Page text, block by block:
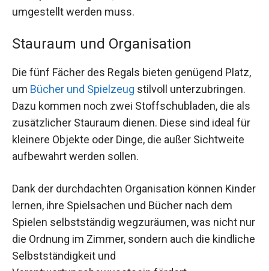
umgestellt werden muss.
Stauraum und Organisation
Die fünf Fächer des Regals bieten genügend Platz,
um Bücher und Spielzeug stilvoll unterzubringen.
Dazu kommen noch zwei Stoffschubladen, die als
zusätzlicher Stauraum dienen. Diese sind ideal für
kleinere Objekte oder Dinge, die außer Sichtweite
aufbewahrt werden sollen.
Dank der durchdachten Organisation können Kinder
lernen, ihre Spielsachen und Bücher nach dem
Spielen selbstständig wegzuräumen, was nicht nur
die Ordnung im Zimmer, sondern auch die kindliche
Selbstständigkeit und